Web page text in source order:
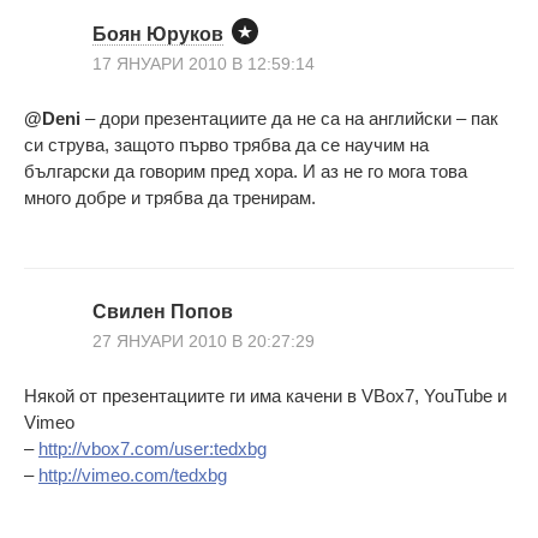
Боян Юруков
17 ЯНУАРИ 2010 В 12:59:14
@Deni – дори презентациите да не са на английски – пак
си струва, защото първо трябва да се научим на
български да говорим пред хора. И аз не го мога това
много добре и трябва да тренирам.
Свилен Попов
27 ЯНУАРИ 2010 В 20:27:29
Някой от презентациите ги има качени в VBox7, YouTube и
Vimeo
– http://vbox7.com/user:tedxbg
– http://vimeo.com/tedxbg